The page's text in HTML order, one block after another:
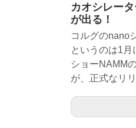
カオシレー
が出る！
コルグのnano
というのは1月
ショーNAMM
が、正式なリ